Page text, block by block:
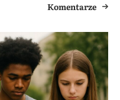
Komentarze